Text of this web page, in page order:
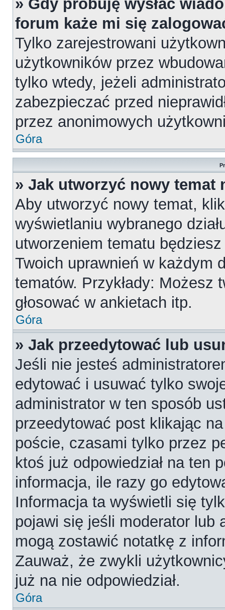
» Gdy próbuję wysłać
forum każe mi się
Tylko zarejestrowani
użytkowników przez
tylko wtedy, jeżeli
zabezpieczać przed
przez anonimowych
Góra
» Jak utworzyć nowy temat
Aby utworzyć nowy temat,
wyświetlaniu wybranego
utworzeniem tematu
Twoich uprawnień w każdym
tematów. Przykłady: Możesz
głosować w ankietach itp.
Góra
» Jak przeedytować lub
Jeśli nie jesteś
edytować i usuwać tylko
administrator w ten sposób
przeedytować post klikając
poście, czasami tylko przez
ktoś już odpowiedział na ten
informacja, ile razy go
Informacja ta wyświetli się
pojawi się jeśli moderator lub
mogą zostawić notatkę z
Zauważ, że zwykli
już na nie odpowiedział.
Góra